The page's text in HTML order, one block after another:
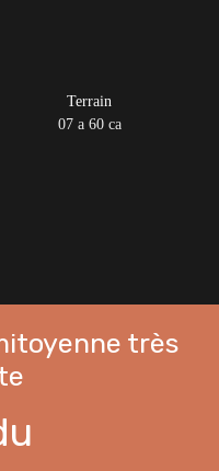
Terrain
07 a 60 ca
très